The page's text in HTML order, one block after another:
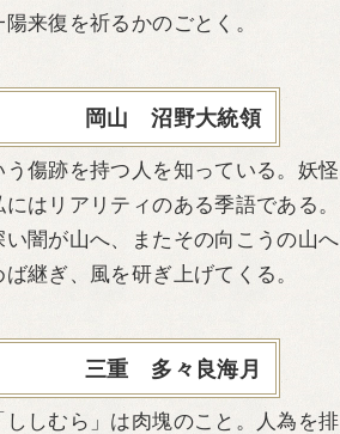
来復を祈るかのごとく。
岡山 沼野大統領
傷跡を持つ人を知っている。妖怪
はリアリティのある季語である。
闇が山へ、またその向こうの山へ
継ぎ、風を研ぎ上げてくる。
三重 多々良海月
しむら」は肉塊のこと。人為を排